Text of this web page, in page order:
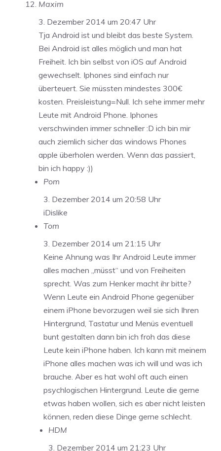
Maxim
3. Dezember 2014 um 20:47 Uhr
Tja Android ist und bleibt das beste System.
Bei Android ist alles möglich und man hat
Freiheit. Ich bin selbst von iOS auf Android
gewechselt. Iphones sind einfach nur
überteuert. Sie müssten mindestes 300€
kosten. Preisleistung=Null. Ich sehe immer mehr
Leute mit Android Phone. Iphones
verschwinden immer schneller :D ich bin mir
auch ziemlich sicher das windows Phones
apple überholen werden. Wenn das passiert,
bin ich happy :))
Pom
3. Dezember 2014 um 20:58 Uhr
iDislike
Tom
3. Dezember 2014 um 21:15 Uhr
Keine Ahnung was Ihr Android Leute immer
alles machen „müsst“ und von Freiheiten
sprecht. Was zum Henker macht ihr bitte?
Wenn Leute ein Android Phone gegenüber
einem iPhone bevorzugen weil sie sich Ihren
Hintergrund, Tastatur und Menüs eventuell
bunt gestalten dann bin ich froh das diese
Leute kein iPhone haben. Ich kann mit meinem
iPhone alles machen was ich will und was ich
brauche. Aber es hat wohl oft auch einen
psychlogischen Hintergrund. Leute die gerne
etwas haben wollen, sich es aber nicht leisten
können, reden diese Dinge gerne schlecht.
HDM
3. Dezember 2014 um 21:23 Uhr